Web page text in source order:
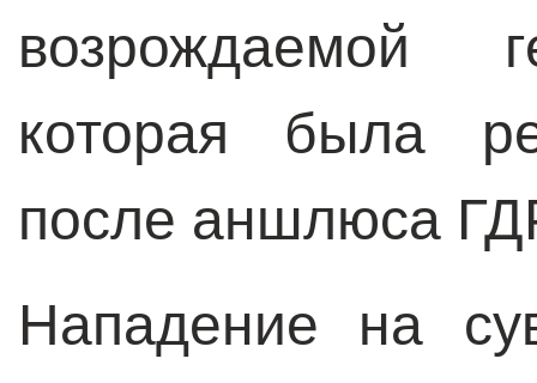
возрождаемой
которая была
после аншлюса
Нападение на